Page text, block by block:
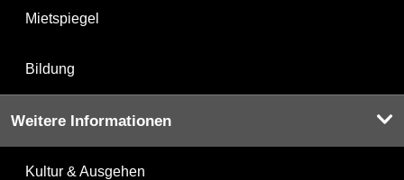
Mietspiegel
Bildung
Weitere Informationen
Kultur & Ausgehen